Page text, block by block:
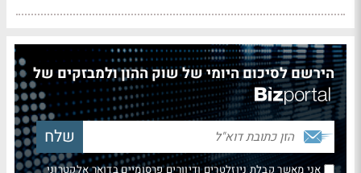
הירשם לסיכום היומי של שוק ההון ולמבזקים של
אני מאשר קבלת ניוזלטרים ודיוורים פרסומיים בדואר אלקטרוני